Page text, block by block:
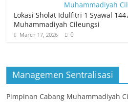
Lokasi Sholat Idulfitri 1 Syawal
Muhammadiyah Cileungsi
March 17, 2026 0
Managemen Sentralisasi
Pimpinan Cabang Muhammadiyah